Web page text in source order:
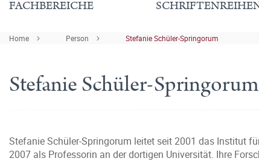
FACHBEREICHE
Home Person Stefanie Schüler-Springorum
Stefanie Schüler-Springorum
Stefanie Schüler-Springorum leitet seit 2001 das Institut
2007 als Professorin an der dortigen Universität. Ihre